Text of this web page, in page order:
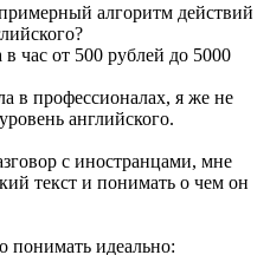
алгоритм действий
час от 500 рублей до 5000
в профессионалах, я же не
английского.
с иностранцами, мне
текст и понимать о чем он
понимать идеально: